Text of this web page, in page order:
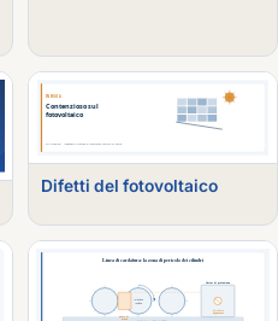
Difetti del fotovoltaico